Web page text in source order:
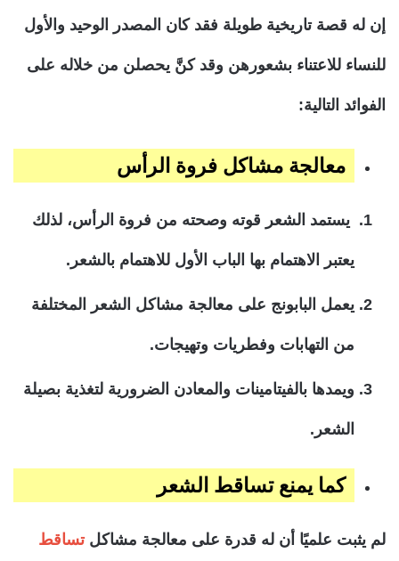
إن له قصة تاريخية طويلة فقد كان المصدر الوحيد والأول
للنساء للاعتناء بشعورهن وقد كنَّ يحصلن من خلاله على
الفوائد التالية:
معالجة مشاكل فروة الرأس
يستمد الشعر قوته وصحته من فروة الرأس، لذلك
يعتبر الاهتمام بها الباب الأول للاهتمام بالشعر.
يعمل البابونج على معالجة مشاكل الشعر المختلفة
من التهابات وفطريات وتهيجات.
ويمدها بالفيتامينات والمعادن الضرورية لتغذية بصيلة
الشعر.
كما يمنع تساقط الشعر
لم يثبت علميًا أن له قدرة على معالجة مشاكل تساقط